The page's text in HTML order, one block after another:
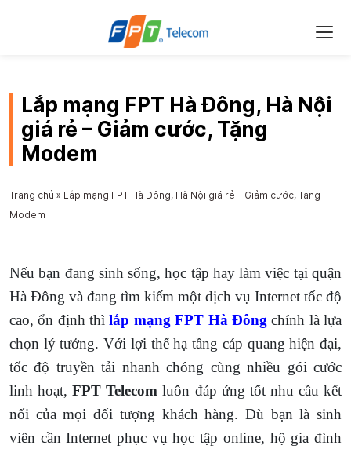
Lắp mạng FPT Hà Đông, Hà Nội
giá rẻ – Giảm cước, Tặng
Modem
Trang chủ » Lắp mạng FPT Hà Đông, Hà Nội giá rẻ – Giảm cước, Tặng
Modem
Nếu bạn đang sinh sống, học tập hay làm việc tại quận
Hà Đông và đang tìm kiếm một dịch vụ Internet tốc độ
cao, ổn định thìlắp mạng FPT Hà Đông chính là lựa
chọn lý tưởng. Với lợi thế hạ tầng cáp quang hiện đại,
tốc độ truyền tải nhanh chóng cùng nhiều gói cước
linh hoạt,FPT Telecom luôn đáp ứng tốt nhu cầu kết
nối của mọi đối tượng khách hàng. Dù bạn là sinh
viên cần Internet phục vụ học tập online, hộ gia đình